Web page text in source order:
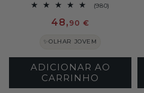
(980)
Preço
48, 90 €
✨OLHAR JOVEM
ADICIONAR AO
CARRINHO